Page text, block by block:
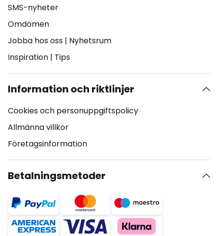
SMS-nyheter
Omdömen
Jobba hos oss | Nyhetsrum
Inspiration | Tips
Information och riktlinjer
Cookies och personuppgiftspolicy
Allmänna villkor
Företagsinformation
Betalningsmetoder